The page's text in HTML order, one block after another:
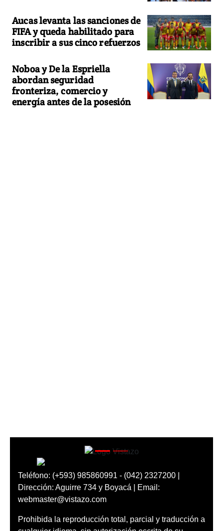
Aucas levanta las sanciones de
FIFA y queda habilitado para
inscribir a sus cinco refuerzos
Noboa y De la Espriella
abordan seguridad
fronteriza, comercio y
energía antes de la posesión
Teléfono: (+593) 985860991 - (042) 2327200 |
Dirección: Aguirre 734 y Boyacá | Email:
webmaster@vistazo.com
Prohibida la reproducción total, parcial y traducción a